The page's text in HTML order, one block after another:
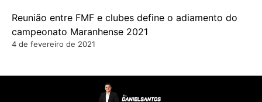
Reunião entre FMF e clubes define o adiamento do
campeonato Maranhense 2021
4 de fevereiro de 2021